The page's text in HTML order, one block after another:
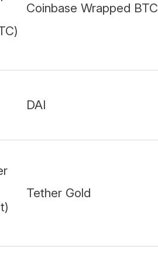
Coinbase Wrapped BTC
DAI
Tether Gold